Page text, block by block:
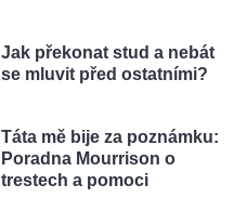
Jak překonat stud a nebát
se mluvit před ostatními?
Táta mě bije za poznámku:
Poradna Mourrison o
trestech a pomoci